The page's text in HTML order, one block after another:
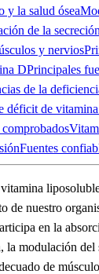
y la salud ósea
de la
y nervios
DPrincipales
de la
déficit de
Fuentes
de nuestro
en la
la modulación del
de